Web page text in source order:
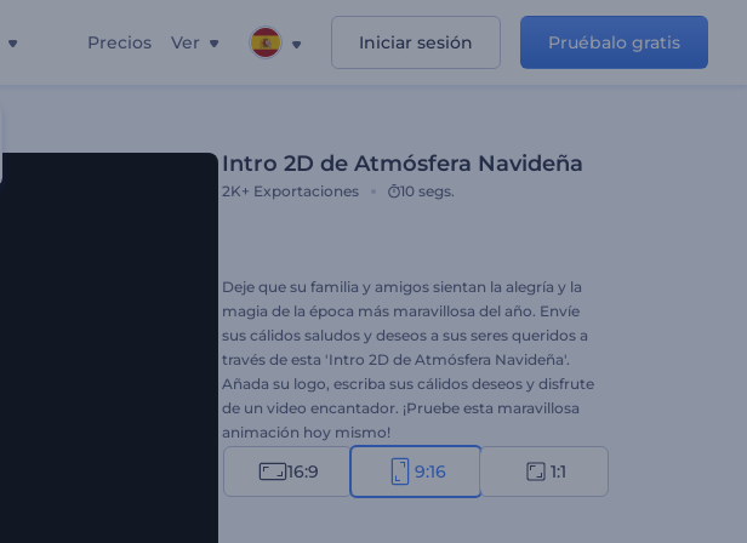
Precios Ver Iniciar sesión Pruébalo gratis
Intro 2D de Atmósfera Navideña
2K+ Exportaciones 10 segs.
Deje que su familia y amigos sientan la alegría y la
magia de la época más maravillosa del año. Envíe
sus cálidos saludos y deseos a sus seres queridos a
través de esta 'Intro 2D de Atmósfera Navideña'.
Añada su logo, escriba sus cálidos deseos y disfrute
de un video encantador. ¡Pruebe esta maravillosa
animación hoy mismo!
16:9 9:16 1:1